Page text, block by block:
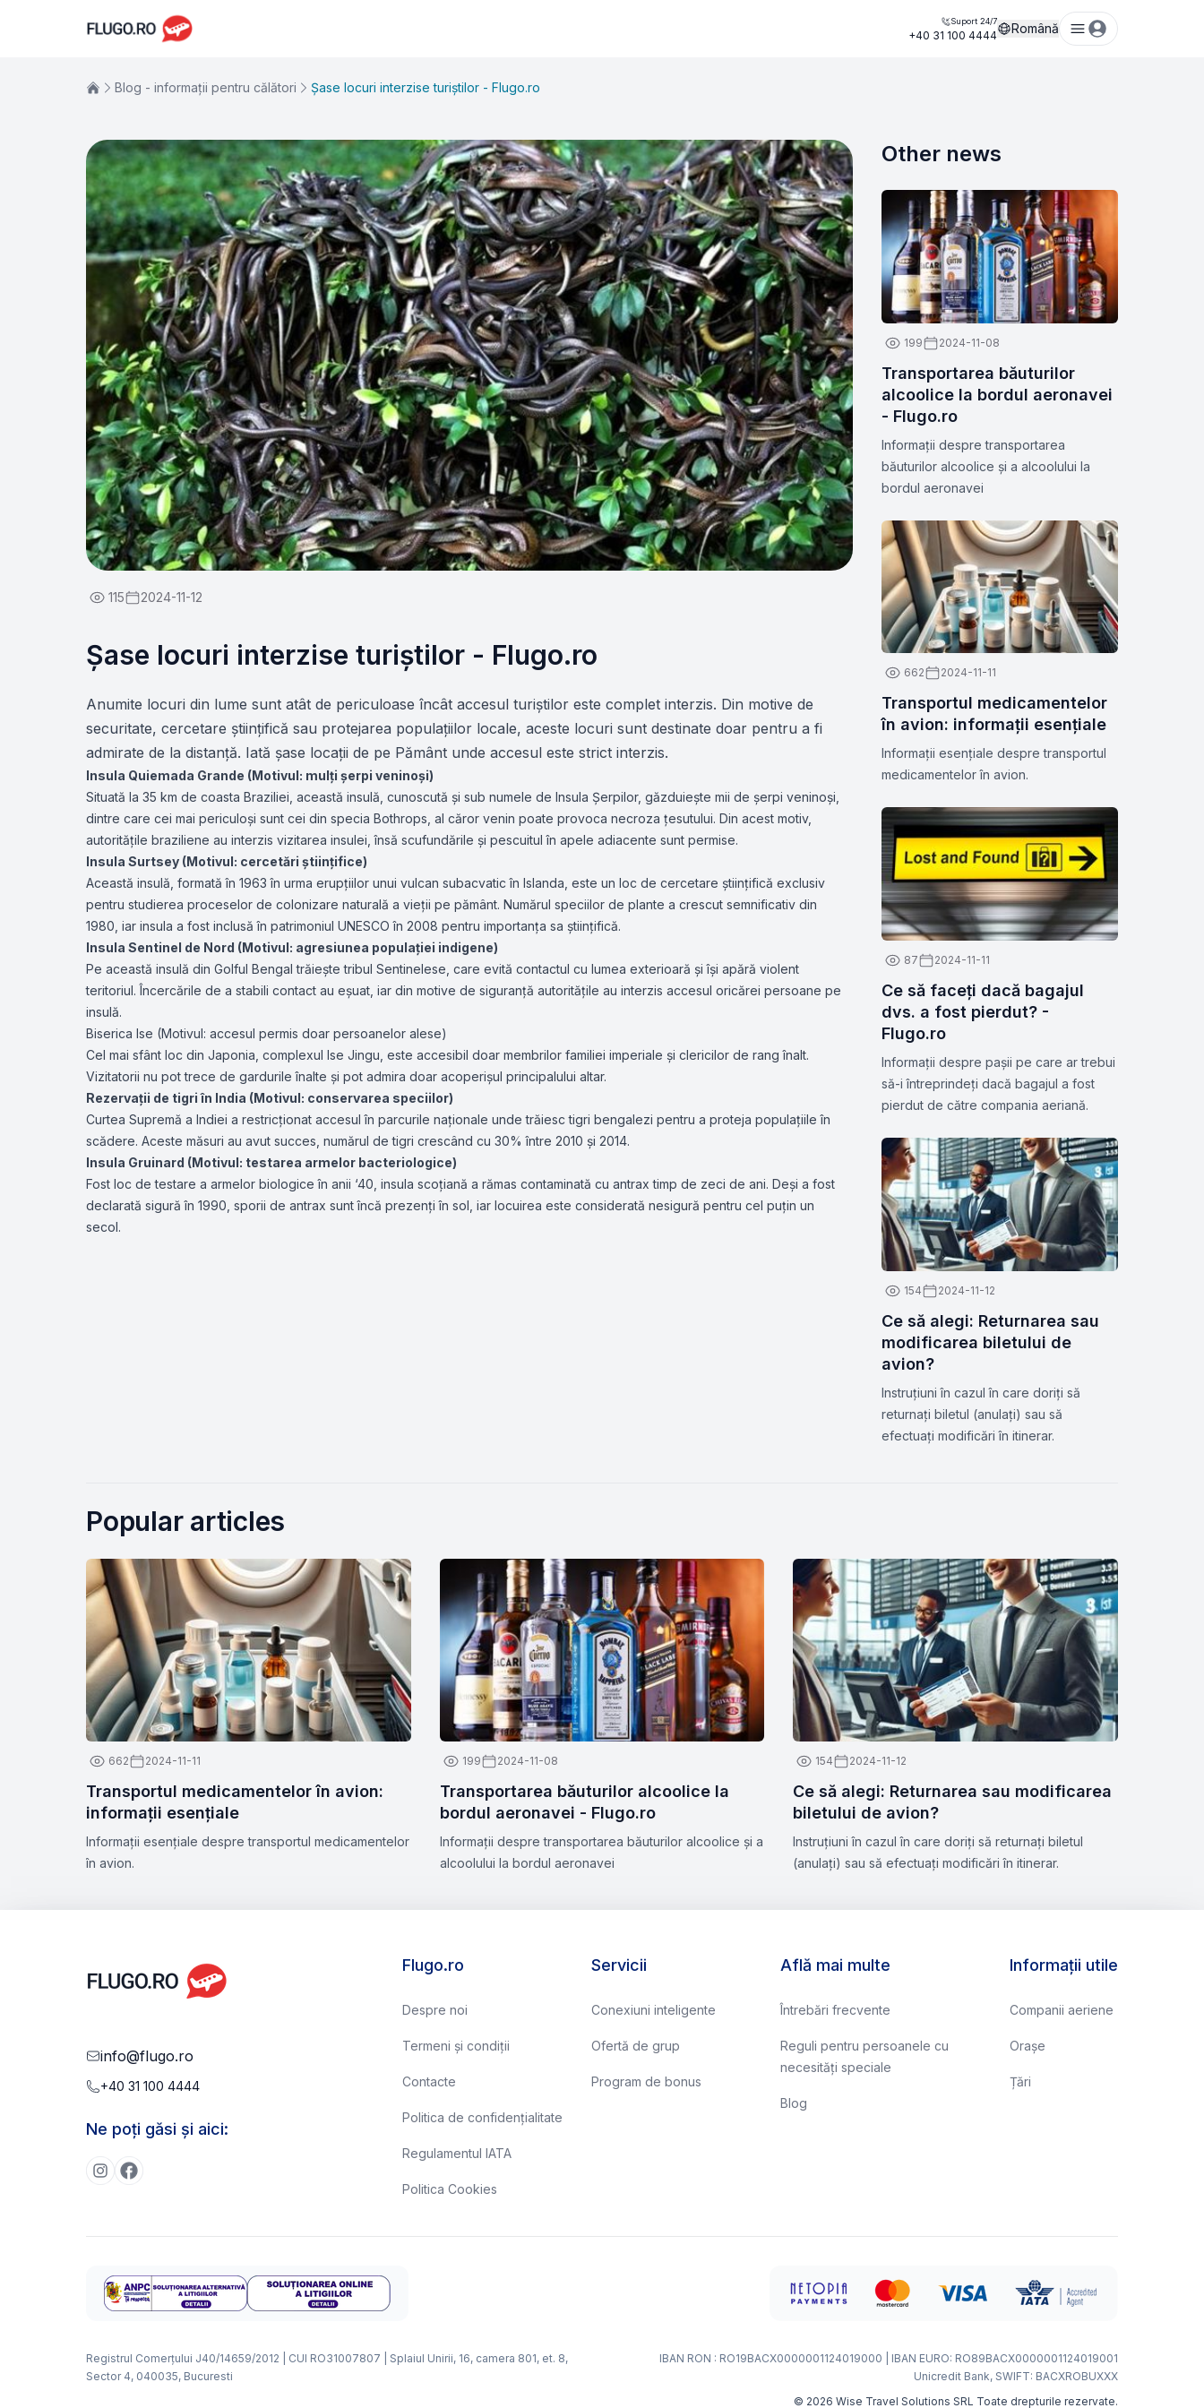
Suport 24/7
+40 31 100 4444 Română
Blog - informații pentru călători Șase locuri interzise turiștilor - Flugo.ro
115 2024-11-12
Șase locuri interzise turiștilor - Flugo.ro
Anumite locuri din lume sunt atât de periculoase încât accesul turiștilor este complet interzis. Din motive de
securitate, cercetare științifică sau protejarea populațiilor locale, aceste locuri sunt destinate doar pentru a fi
admirate de la distanță. Iată șase locații de pe Pământ unde accesul este strict interzis.
Insula Quiemada Grande (Motivul: mulți șerpi veninoși)
Situată la 35 km de coasta Braziliei, această insulă, cunoscută și sub numele de Insula Șerpilor, găzduiește mii de șerpi veninoși,
dintre care cei mai periculoși sunt cei din specia Bothrops, al căror venin poate provoca necroza țesutului. Din acest motiv,
autoritățile braziliene au interzis vizitarea insulei, însă scufundările și pescuitul în apele adiacente sunt permise.
Insula Surtsey (Motivul: cercetări științifice)
Această insulă, formată în 1963 în urma erupțiilor unui vulcan subacvatic în Islanda, este un loc de cercetare științifică exclusiv
pentru studierea proceselor de colonizare naturală a vieții pe pământ. Numărul speciilor de plante a crescut semnificativ din
1980, iar insula a fost inclusă în patrimoniul UNESCO în 2008 pentru importanța sa științifică.
Insula Sentinel de Nord (Motivul: agresiunea populației indigene)
Pe această insulă din Golful Bengal trăiește tribul Sentinelese, care evită contactul cu lumea exterioară și își apără violent
teritoriul. Încercările de a stabili contact au eșuat, iar din motive de siguranță autoritățile au interzis accesul oricărei persoane pe
insulă.
Biserica Ise (Motivul: accesul permis doar persoanelor alese)
Cel mai sfânt loc din Japonia, complexul Ise Jingu, este accesibil doar membrilor familiei imperiale și clericilor de rang înalt.
Vizitatorii nu pot trece de gardurile înalte și pot admira doar acoperișul principalului altar.
Rezervații de tigri în India (Motivul: conservarea speciilor)
Curtea Supremă a Indiei a restricționat accesul în parcurile naționale unde trăiesc tigri bengalezi pentru a proteja populațiile în
scădere. Aceste măsuri au avut succes, numărul de tigri crescând cu 30% între 2010 și 2014.
Insula Gruinard (Motivul: testarea armelor bacteriologice)
Fost loc de testare a armelor biologice în anii ‘40, insula scoțiană a rămas contaminată cu antrax timp de zeci de ani. Deși a fost
declarată sigură în 1990, sporii de antrax sunt încă prezenți în sol, iar locuirea este considerată nesigură pentru cel puțin un
secol.
Other news
199 2024-11-08
Transportarea băuturilor
alcoolice la bordul aeronavei
- Flugo.ro
Informații despre transportarea
băuturilor alcoolice și a alcoolului la
bordul aeronavei
662 2024-11-11
Transportul medicamentelor
în avion: informații esențiale
Informații esențiale despre transportul
medicamentelor în avion.
87 2024-11-11
Ce să faceți dacă bagajul
dvs. a fost pierdut? -
Flugo.ro
Informații despre pașii pe care ar trebui
să-i întreprindeți dacă bagajul a fost
pierdut de către compania aeriană.
154 2024-11-12
Ce să alegi: Returnarea sau
modificarea biletului de
avion?
Instruțiuni în cazul în care doriți să
returnați biletul (anulați) sau să
efectuați modificări în itinerar.
Popular articles
662 2024-11-11
Transportul medicamentelor în avion:
informații esențiale
Informații esențiale despre transportul medicamentelor
în avion.
199 2024-11-08
Transportarea băuturilor alcoolice la
bordul aeronavei - Flugo.ro
Informații despre transportarea băuturilor alcoolice și a
alcoolului la bordul aeronavei
154 2024-11-12
Ce să alegi: Returnarea sau modificarea
biletului de avion?
Instruțiuni în cazul în care doriți să returnați biletul
(anulați) sau să efectuați modificări în itinerar.
info@flugo.ro
+40 31 100 4444
Ne poți găsi și aici:
Flugo.ro
Despre noi
Termeni și condiții
Contacte
Politica de confidențialitate
Regulamentul IATA
Politica Cookies
Servicii
Conexiuni inteligente
Ofertă de grup
Program de bonus
Află mai multe
Întrebări frecvente
Reguli pentru persoanele cu
necesități speciale
Blog
Informații utile
Companii aeriene
Orașe
Țări
Registrul Comerțului J40/14659/2012 | CUI RO31007807 | Splaiul Unirii, 16, camera 801, et. 8,
Sector 4, 040035, Bucuresti
IBAN RON : RO19BACX0000001124019000 | IBAN EURO: RO89BACX0000001124019001
Unicredit Bank, SWIFT: BACXROBUXXX
© 2026 Wise Travel Solutions SRL Toate drepturile rezervate.